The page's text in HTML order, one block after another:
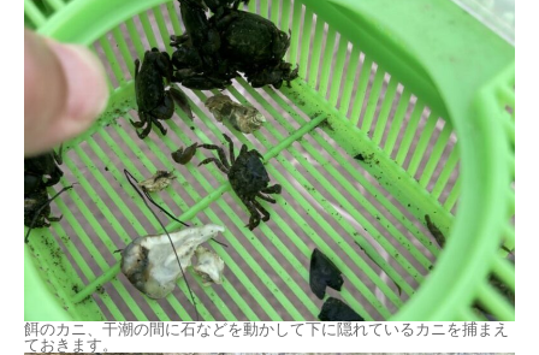
餌のカニ、干潮の間に石などを動かして下に隠れているカニを捕まえ
ておきます。